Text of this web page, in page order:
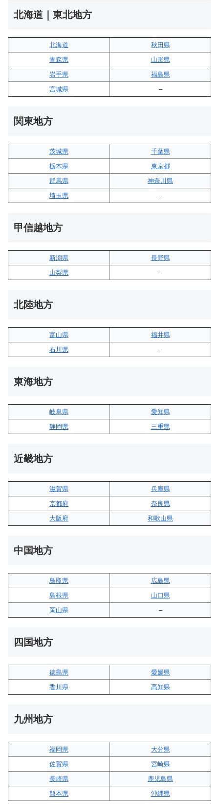
北海道｜東北地方
北海道
秋田県
青森県
山形県
岩手県
福島県
宮城県
–
関東地方
茨城県
千葉県
栃木県
東京都
群馬県
神奈川県
埼玉県
–
甲信越地方
新潟県
長野県
山梨県
–
北陸地方
富山県
福井県
石川県
–
東海地方
岐阜県
愛知県
静岡県
三重県
近畿地方
滋賀県
兵庫県
京都府
奈良県
大阪府
和歌山県
中国地方
鳥取県
広島県
島根県
山口県
岡山県
–
四国地方
徳島県
愛媛県
香川県
高知県
九州地方
福岡県
大分県
佐賀県
宮崎県
長崎県
鹿児島県
熊本県
沖縄県